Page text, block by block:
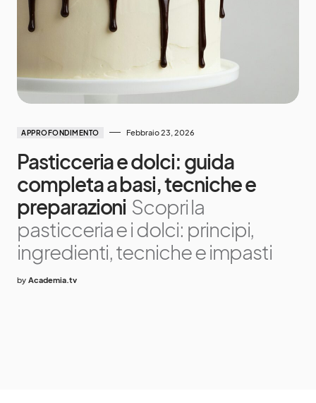
APPROFONDIMENTO Febbraio 23, 2026
Pasticceria e dolci: guida
completa a basi, tecniche e
preparazioni Scopri la
pasticceria e i dolci: principi,
ingredienti, tecniche e impasti
by Academia.tv